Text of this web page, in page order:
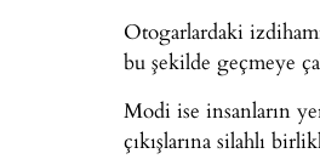
Otogarlardaki
bu şekilde geçmeye
Modi ise insanların
çıkışlarına silahlı